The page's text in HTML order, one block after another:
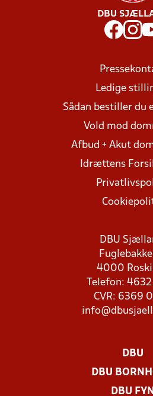
DBU
Ledige
Sådan bestiller du
Vold mod
Afbud + Akut
Idrættens
DBU
4000
Telefon:
CVR: 6369
DBU
DBU
DBU FYN